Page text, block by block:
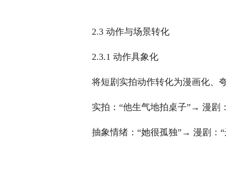
2.3 动作与场景转化
2.3.1 动作具象化
将短剧实拍动作转化为漫画化、
实拍：“他生气地拍桌子”→ 漫剧
抽象情绪：“她很孤独”→ 漫剧：